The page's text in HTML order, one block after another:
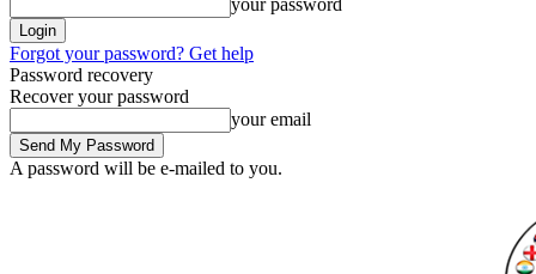
your password
Forgot your password? Get help
Password recovery
Recover your password
your email
A password will be e-mailed to you.